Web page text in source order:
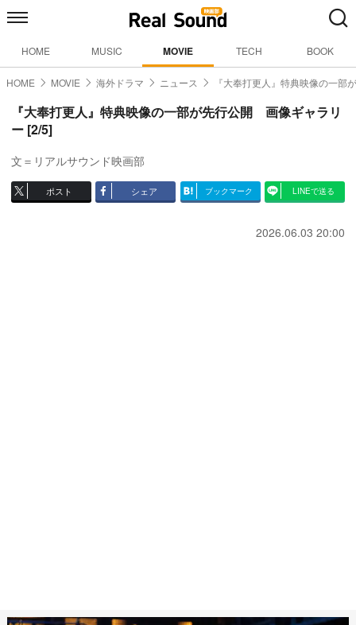
HOME MUSIC MOVIE TECH BOOK
HOME MOVIE 海外ドラマ ニュース 『大奉打更人』特典映像の一部
『大奉打更人』特典映像の一部が先行公開 画像ギャラリ
ー [2/5]
文＝リアルサウンド映画部
ポスト シェア ブックマーク LINEで送る
2026.06.03 20:00